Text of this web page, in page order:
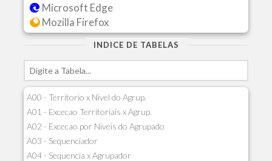
Microsoft Edge
Mozilla Firefox
INDICE DE TABELAS
A00 - Territorio x Nivel do Agrup.
A01 - Excecao Territoriais x Agrup.
A02 - Excecao por Niveis do Agrupado
A03 - Sequenciador
A04 - Sequencia x Agrupador